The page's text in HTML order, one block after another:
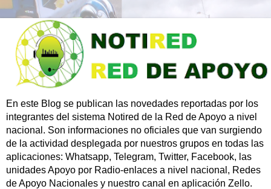
En este Blog se publican las novedades reportadas por los
integrantes del sistema Notired de la Red de Apoyo a nivel
nacional. Son informaciones no oficiales que van surgiendo
de la actividad desplegada por nuestros grupos en todas las
aplicaciones: Whatsapp, Telegram, Twitter, Facebook, las
unidades Apoyo por Radio-enlaces a nivel nacional, Redes
de Apoyo Nacionales y nuestro canal en aplicación Zello.